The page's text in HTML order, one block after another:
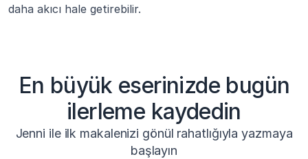
daha akıcı hale getirebilir.
En büyük eserinizde bugün
ilerleme kaydedin
Jenni ile ilk makalenizi gönül rahatlığıyla yazmaya
başlayın